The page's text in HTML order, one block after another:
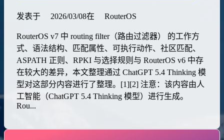
发表于 2026/03/08在 RouterOS
RouterOS v7 中 routing filter（路由过滤器） 的工作方
式、语法结构、匹配属性、可执行动作、社区匹配、
ASPATH 正则、RPKI 与选择规则与 RouterOS v6 中存
在较大的差异，本文整理通过 ChatGPT 5.4 Thinking 模
型对这部分内容进行了整理。[1][2] 注意：该内容由人
工智能（ChatGPT 5.4 Thinking 模型）进行生成。
Rou...